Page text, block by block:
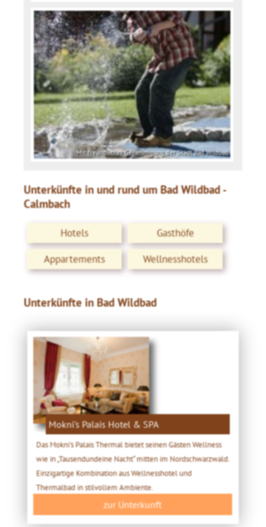
Mit freundlicher Genehmigung der Stadt Bad Wildbad
Unterkünfte in und rund um Bad Wildbad -
Calmbach
Hotels
Gasthöfe
Appartements
Wellnesshotels
Unterkünfte in Bad Wildbad
Mokni's Palais Hotel & SPA
Das Mokni's Palais Thermal bietet seinen Gästen Wellness
wie in „Tausendundeine Nacht“ mitten im Nordschwarzwald.
Einzigartige Kombination aus Wellnesshotel und
Thermalbad in stilvollem Ambiente.
zur Unterkunft